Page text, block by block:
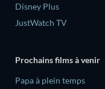
Disney Plus
JustWatch TV
Prochains films à venir
‎Papa à plein temps